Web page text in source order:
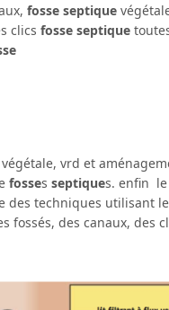
fosse septique
clics fosse septique
vrd et
fosses septiques. enfin le
techniques utilisant
fossés, des canaux, des